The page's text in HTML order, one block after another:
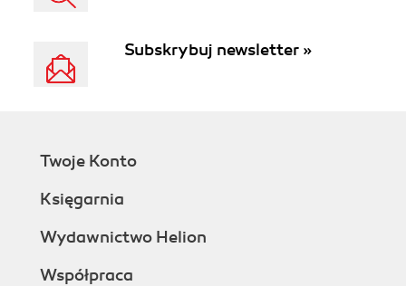
Subskrybuj newsletter »
Twoje Konto
Księgarnia
Wydawnictwo Helion
Współpraca